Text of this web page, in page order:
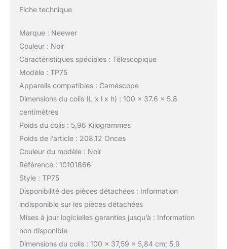
Fiche technique
Marque : Neewer
Couleur : Noir
Caractéristiques spéciales : Télescopique
Modèle : TP75
Appareils compatibles : Caméscope
Dimensions du colis (L x l x h) : 100 x 37.6 x 5.8
centimètres
Poids du colis : 5,96 Kilogrammes
Poids de l’article : 208,12 Onces
Couleur du modèle : Noir
Référence : 10101866
Style : TP75
Disponibilité des pièces détachées : Information
indisponible sur les pièces détachées
Mises à jour logicielles garanties jusqu’à : Information
non disponible
Dimensions du colis : 100 x 37,59 x 5,84 cm; 5,9